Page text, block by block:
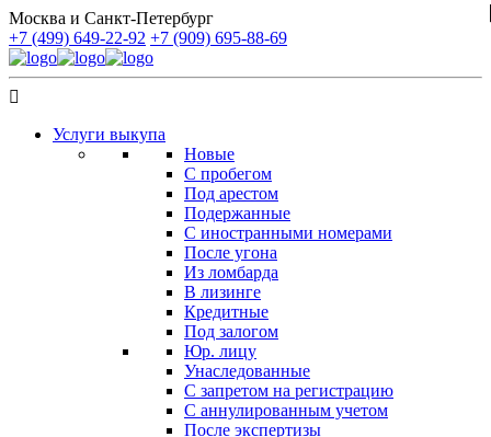
Москва и Санкт-Петербург
+7 (499) 649-22-92 +7 (909) 695-88-69
Услуги выкупа
Новые
С пробегом
Под арестом
Подержанные
С иностранными номерами
После угона
Из ломбарда
В лизинге
Кредитные
Под залогом
Юр. лицу
Унаследованные
С запретом на регистрацию
С аннулированным учетом
После экспертизы